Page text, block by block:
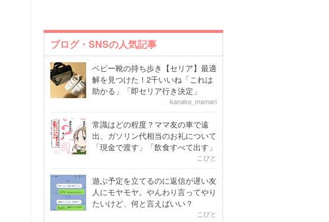
ブログ・SNSの人気記事
ベビー靴の持ち歩き【セリア】最適
解を見つけた！2千いいね「これは
助かる」「即セリア行き決定」
kanako_mamari
常識はどの程度？ママ友の車で遠
出、ガソリン代相当のお礼について
「現金で渡す」「飲食すべて出す」
こびと
遊ぶ予定を立てるのに返信が遅い友
人にモヤモヤ。やんわり言ってやり
たいけど、何と言えばいい？
こびと